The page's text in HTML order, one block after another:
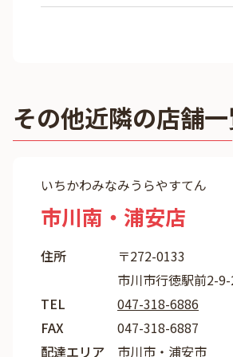
その他近隣の店舗
いちかわみなみうらやすてん
市川南・浦安店
住所
〒272-0133
市川市行徳駅前2-
TEL
047-318-6886
FAX
047-318-6887
配達エリア
市川市・浦安市